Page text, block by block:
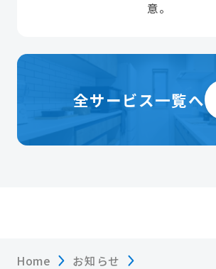
意。
全サービス一覧へ
Home
お知らせ